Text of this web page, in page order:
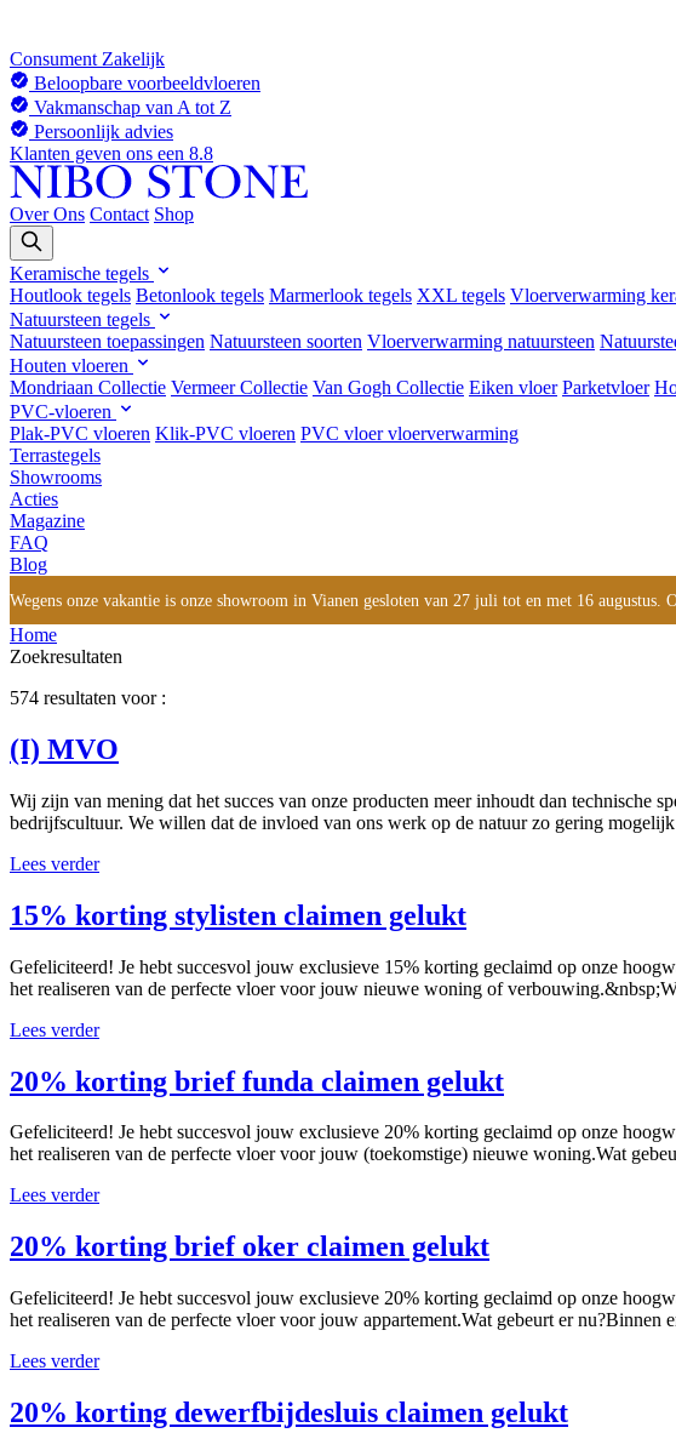
Consument Zakelijk
Beloopbare voorbeeldvloeren
Vakmanschap van A tot Z
Persoonlijk advies
Klanten geven ons een 8.8
Over Ons Contact Shop
Keramische tegels
Houtlook tegels Betonlook tegels Marmerlook tegels XXL tegels Vloerverwarming
Natuursteen tegels
Natuursteen toepassingen Natuursteen soorten Vloerverwarming natuursteen
Houten vloeren
Mondriaan Collectie Vermeer Collectie Van Gogh Collectie Eiken vloer Parketvloer
PVC-vloeren
Plak-PVC vloeren Klik-PVC vloeren PVC vloer vloerverwarming
Terrastegels
Showrooms
Acties
Magazine
FAQ
Blog
Wegens onze vakantie is onze showroom in Vianen gesloten van 27 juli tot en met 16
Home
Zoekresultaten
574 resultaten voor :
(I) MVO
Wij zijn van mening dat het succes van onze producten meer inhoudt dan technische
bedrijfscultuur. We willen dat de invloed van ons werk op de natuur zo gering
Lees verder
15% korting stylisten claimen gelukt
Gefeliciteerd! Je hebt succesvol jouw exclusieve 15% korting geclaimd op onze
het realiseren van de perfecte vloer voor jouw nieuwe woning of
Lees verder
20% korting brief funda claimen gelukt
Gefeliciteerd! Je hebt succesvol jouw exclusieve 20% korting geclaimd op onze
het realiseren van de perfecte vloer voor jouw (toekomstige) nieuwe woning.Wat
Lees verder
20% korting brief oker claimen gelukt
Gefeliciteerd! Je hebt succesvol jouw exclusieve 20% korting geclaimd op onze
het realiseren van de perfecte vloer voor jouw appartement.Wat gebeurt er nu?Binnen
Lees verder
20% korting dewerfbijdesluis claimen gelukt